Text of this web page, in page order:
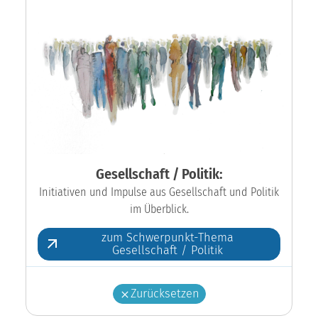
Gesellschaft / Politik:
Initiativen und Impulse aus Gesellschaft und Politik
im Überblick.
zum Schwerpunkt-Thema
Gesellschaft / Politik
Zurücksetzen